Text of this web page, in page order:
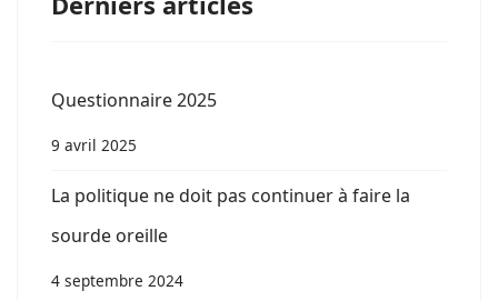
Questionnaire 2025
9 avril 2025
La politique ne doit pas continuer à faire la
sourde oreille
4 septembre 2024